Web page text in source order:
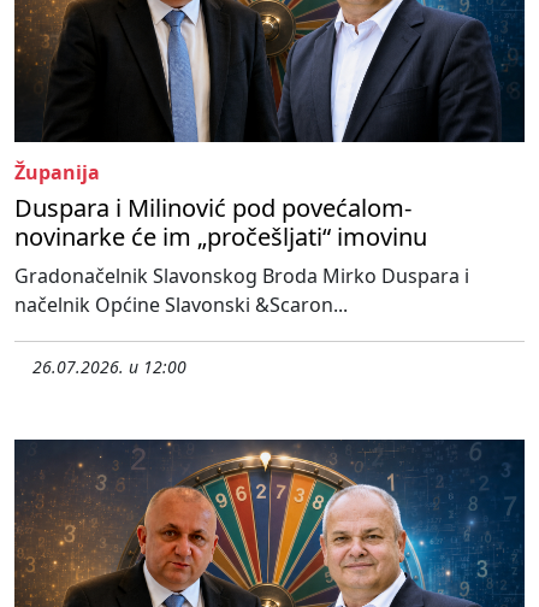
Županija
Duspara i Milinović pod povećalom-
novinarke će im „pročešljati“ imovinu
Gradonačelnik Slavonskog Broda Mirko Duspara i
načelnik Općine Slavonski &Scaron...
26.07.2026. u 12:00